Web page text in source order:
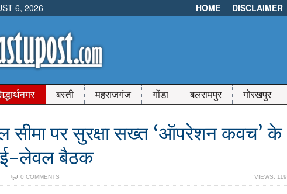
6, 2026 HOME DISCLAIMER
बस्ती महराजगंज गोंडा बलरामपुर गोरखपुर
सीमा पर सुरक्षा सख्त ‘ऑपरेशन कवच’ के
लेवल बैठक
0 COMMENTS VIEWS: 119